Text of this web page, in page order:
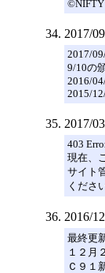
©NIFTY
2017/
2017/
9/10の
2016/
2015/
2017/
403
現在、
サイト
くださ
2016/
最終更
１２月
Ｃ９１